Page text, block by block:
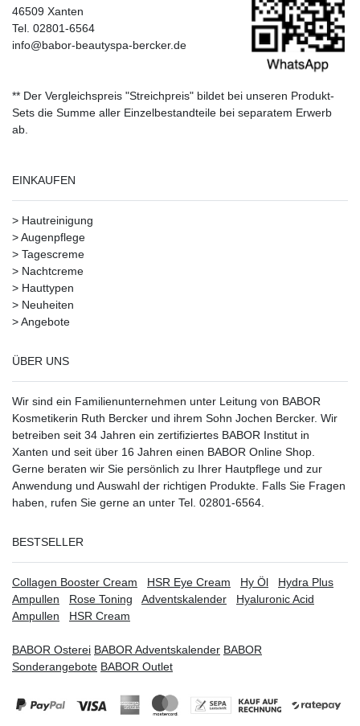
46509 Xanten
Tel. 02801-6564
info@babor-beautyspa-bercker.de
** Der Vergleichspreis "Streichpreis" bildet bei unseren Produkt-
Sets die Summe aller Einzelbestandteile bei separatem Erwerb
ab.
EINKAUFEN
> Hautreinigung
>Augenpflege
> Tagescreme
> Nachtcreme
> Hauttypen
> Neuheiten
>Angebote
ÜBER UNS
Wir sind ein Familienunternehmen unter Leitung von BABOR
Kosmetikerin Ruth Bercker und ihrem Sohn Jochen Bercker. Wir
betreiben seit 34 Jahren ein zertifiziertes BABOR Institut in
Xanten und seit über 16 Jahren einen BABOR Online Shop.
Gerne beraten wir Sie persönlich zu Ihrer Hautpflege und zur
Anwendung und Auswahl der richtigen Produkte. Falls Sie Fragen
haben, rufen Sie gerne an unter Tel. 02801-6564.
BESTSELLER
Collagen Booster Cream HSR Eye Cream Hy Öl
Hydra Plus
Ampullen
Rose Toning Adventskalender
Hyaluronic Acid
Ampullen
HSR Cream
BABOR Osterei BABOR Adventskalender BABOR
Sonderangebote BABOR Outlet